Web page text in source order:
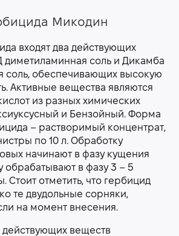
Микодин
входят два действующих
диметиламинная соль и Дикамба
соль, обеспечивающих высокую
Активные вещества являются
из разных химических
и Бензойный. Форма
– растворимый концентрат,
по 10 л. Обработку
начинают в фазу кущения
обрабатывают в фазу 3 – 5
Стоит отметить, что гербицид
те двудольные сорняки,
на момент внесения.
действующих веществ